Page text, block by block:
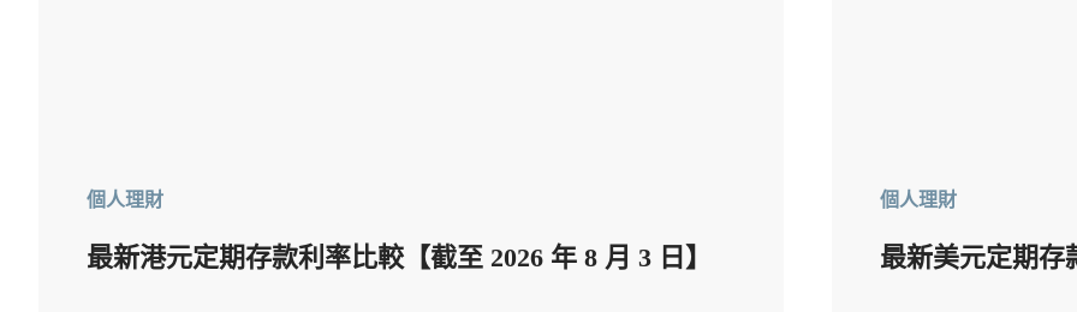
個人理財
最新港元定期存款利率比較【截至 2026 年 8 月 3 日】
個人理財
最新美元定期存